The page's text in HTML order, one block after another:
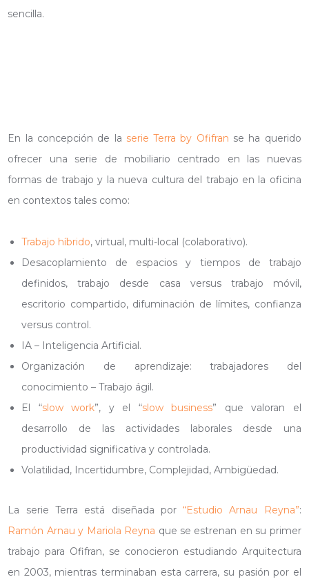
sencilla.
En la concepción de la serie Terra by Ofifran se ha querido
ofrecer una serie de mobiliario centrado en las nuevas
formas de trabajo y la nueva cultura del trabajo en la oficina
en contextos tales como:
Trabajo híbrido, virtual, multi-local (colaborativo).
Desacoplamiento de espacios y tiempos de trabajo
definidos, trabajo desde casa versus trabajo móvil,
escritorio compartido, difuminación de límites, confianza
versus control.
IA – Inteligencia Artificial.
Organización de aprendizaje: trabajadores del
conocimiento – Trabajo ágil.
El “slow work”, y el “slow business” que valoran el
desarrollo de las actividades laborales desde una
productividad significativa y controlada.
Volatilidad, Incertidumbre, Complejidad, Ambigüedad.
La serie Terra está diseñada por“Estudio Arnau Reyna”:
Ramón Arnau y Mariola Reyna que se estrenan en su primer
trabajo para Ofifran, se conocieron estudiando Arquitectura
en 2003, mientras terminaban esta carrera, su pasión por el